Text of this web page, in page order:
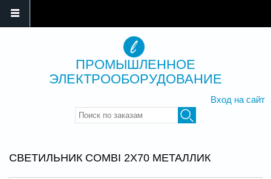
ПРОМЫШЛЕННОЕ
ЭЛЕКТРООБОРУДОВАНИЕ
Вход на сайт
Введите ключевые слова для
СВЕТИЛЬНИК COMBI 2X70 МЕТАЛЛИК